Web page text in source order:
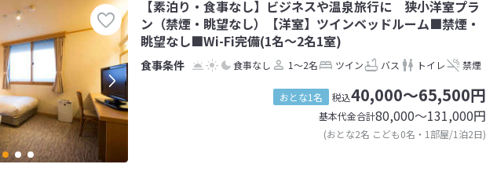
【素泊り・食事なし】ビジネスや温泉旅行に 狭小洋室プラ
ン（禁煙・眺望なし）【洋室】ツインベッドルーム■禁煙・
眺望なし■Wi-Fi完備(1名～2名1室)
食事なし 1～2名 ツイン バス トイレ 禁煙
おとな1名 税込40,000～65,500円
基本代金合計80,000〜131,000円
(おとな2名 こども0名・1部屋/1泊2日)